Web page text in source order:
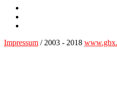
Impressum / 2003 - 2018